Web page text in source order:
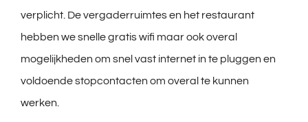
verplicht. De vergaderruimtes en het restaurant
hebben we snelle gratis wifi maar ook overal
mogelijkheden om snel vast internet in te pluggen en
voldoende stopcontacten om overal te kunnen
werken.